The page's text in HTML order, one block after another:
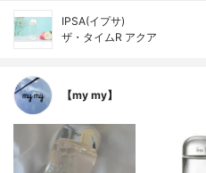
IPSA(イプサ)
ザ・タイムR アクア
【my my】